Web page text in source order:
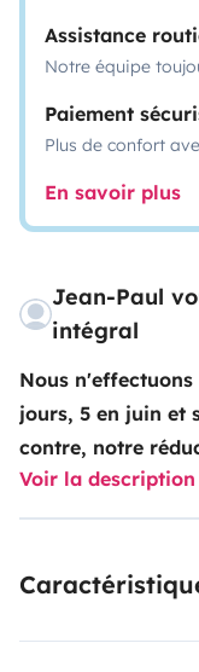
Assistance
Notre équipe
Paiement
Plus de confort
En savoir plus
Jean-Paul
intégral
Nous
jours, 5 en juin et
contre, notre
de 14 jours loués
part et prise en
gère pas (encore)
Voir la description